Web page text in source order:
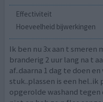
Effectiviteit
Hoeveelheid bijwerkingen
Ik ben nu 3x aan t smeren
branderig 2 uur lang na t
af..daarna 1 dag te doen
stuk..plassen is een hel..ik
opgerolde washand